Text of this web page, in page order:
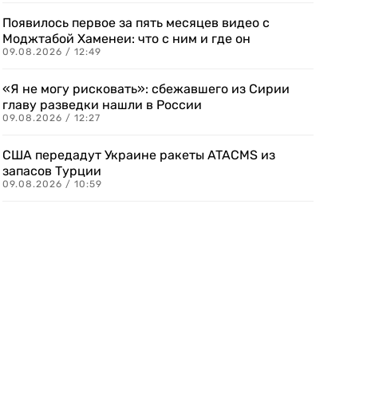
Появилось первое за пять месяцев видео с
Моджтабой Хаменеи: что с ним и где он
09.08.2026 / 12:49
«Я не могу рисковать»: сбежавшего из Сирии
главу разведки нашли в России
09.08.2026 / 12:27
США передадут Украине ракеты ATACMS из
запасов Турции
09.08.2026 / 10:59